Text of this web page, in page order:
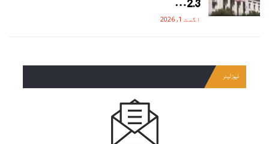
2.3…
اگست 1, 2026
نیوز لیٹر